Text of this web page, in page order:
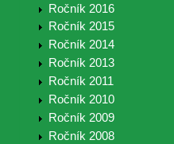
Ročník 2016
Ročník 2015
Ročník 2014
Ročník 2013
Ročník 2011
Ročník 2010
Ročník 2009
Ročník 2008